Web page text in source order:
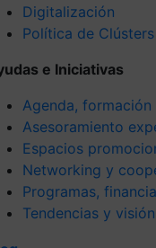
Digitalización
Política de Clústers
e Iniciativas
Agenda,
Asesoramiento
Espacios
Networking y
Programas,
Tendencias y